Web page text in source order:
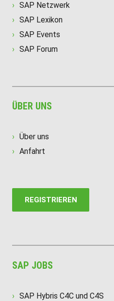
SAP Netzwerk
SAP Lexikon
SAP Events
SAP Forum
ÜBER UNS
Über uns
Anfahrt
REGISTRIEREN
SAP JOBS
SAP Hybris C4C und C4S